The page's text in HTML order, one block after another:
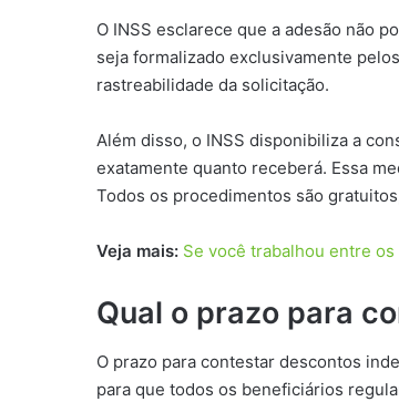
O INSS esclarece que a adesão não
seja formalizado exclusivamente
rastreabilidade da solicitação.
Além disso, o INSS disponibiliza a
exatamente quanto receberá. Essa
Todos os procedimentos são
Veja mais: Se você trabalhou entre
Qual o prazo para
O prazo para contestar descontos
para que todos os beneficiários